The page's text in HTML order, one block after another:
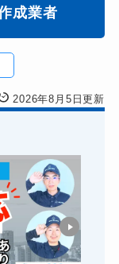
成業者
2026年8月5日更新